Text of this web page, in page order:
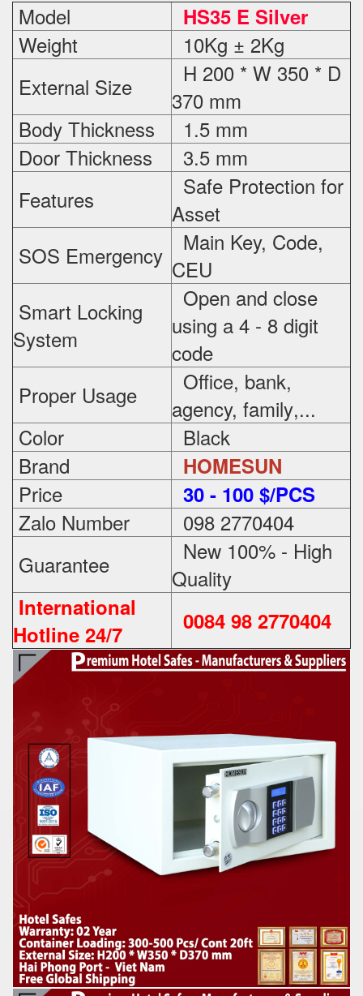
Model HS35 E Silver
Weight
10Kg ± 2Kg
External Size
H 200 * W 350 * D
370 mm
Body Thickness
1.5 mm
Door Thickness
3.5 mm
Features
Safe Protection for
Asset
SOS Emergency
Main Key, Code,
CEU
Smart Locking
System
Open and close
using a 4 - 8 digit
code
Proper Usage
Office, bank,
agency, family,...
Color
Black
Brand
HOMESUN
Price 30 - 100 $/PCS
Zalo Number
098 2770404
Guarantee
New 100% - High
Quality
International
Hotline 24/7
0084 98 2770404